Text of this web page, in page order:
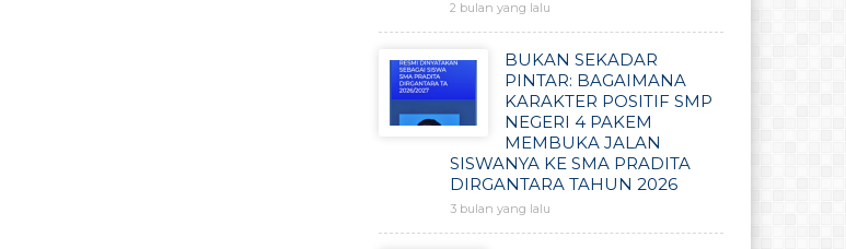
2 bulan yang lalu
BUKAN SEKADAR
PINTAR: BAGAIMANA
KARAKTER POSITIF SMP
NEGERI 4 PAKEM
MEMBUKA JALAN
SISWANYA KE SMA PRADITA
DIRGANTARA TAHUN 2026
3 bulan yang lalu